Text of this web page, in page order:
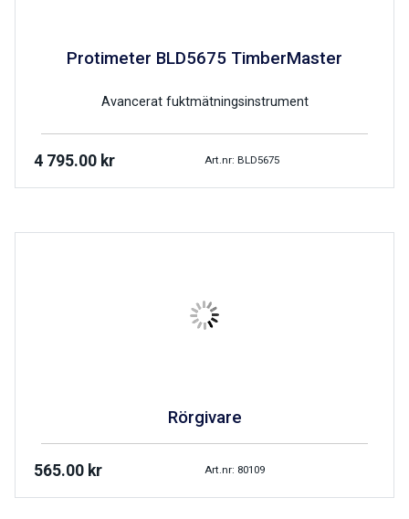
Protimeter BLD5675 TimberMaster
Avancerat fuktmätningsinstrument
4 795.00 kr Art.nr: BLD5675
Rörgivare
565.00 kr Art.nr: 80109